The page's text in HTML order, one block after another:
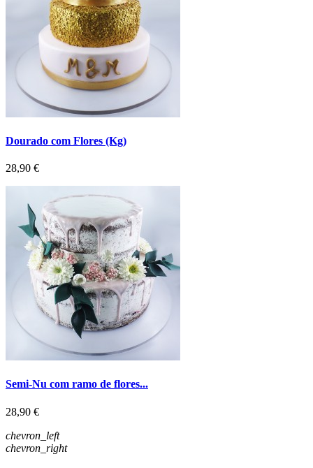
Dourado com Flores (Kg)
Preço
28,90 €
Semi-Nu com ramo de flores...
Preço
28,90 €
chevron_left
chevron_right